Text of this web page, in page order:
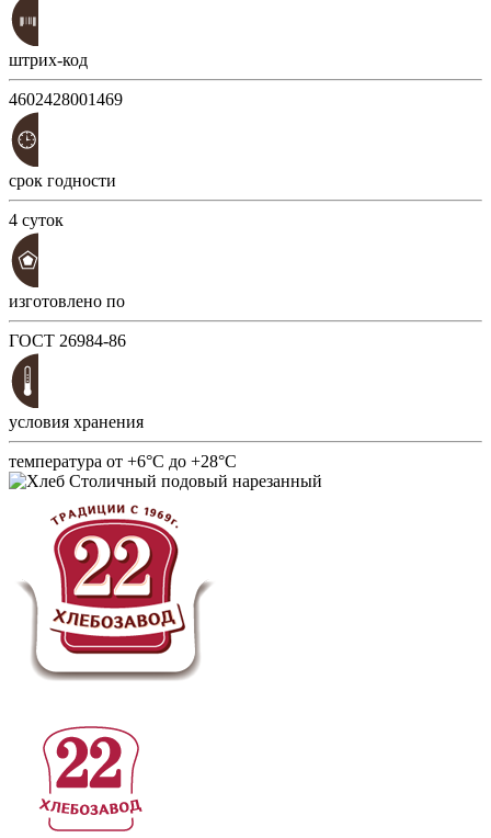
штрих-код
4602428001469
срок годности
4 суток
изготовлено по
ГОСТ 26984-86
условия хранения
температура от +6°С до +28°С